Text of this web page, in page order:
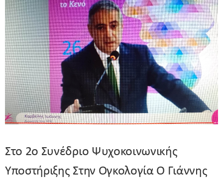
Στο 2ο Συνέδριο Ψυχοκοινωνικής
Υποστήριξης Στην Ογκολογία Ο Γιάννης